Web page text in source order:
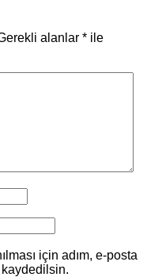
alanlar * ile
için adım, e-posta
kaydedilsin.